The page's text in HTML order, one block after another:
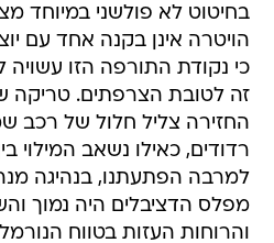
בחיטוט לא פולשני במיוחד
הויטרה אינן בקנה אחד עם
כי נקודת התורפה הזו
זה לטובת הצרפתים. טריקה
החזירה צליל חלול של רכב
רדודים, כאילו נשאב המילוי
למרבה הפתעתנו, בנהיגה
מפלס הדציבלים היה נמוך